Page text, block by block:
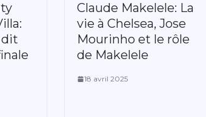
dit
Claude Makelele: La
vie à Chelsea, Jose
Mourinho et le rôle
de Makelele
18 avril 2025